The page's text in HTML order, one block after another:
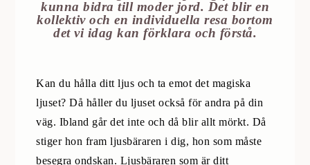
kunna bidra till moder jord. Det blir en
kollektiv och en individuella resa bortom
det vi idag kan förklara och förstå.
Kan du hålla ditt ljus och ta emot det magiska
ljuset? Då håller du ljuset också för andra på din
väg. Ibland går det inte och då blir allt mörkt. Då
stiger hon fram ljusbäraren i dig, hon som måste
besegra ondskan. Ljusbäraren som är ditt